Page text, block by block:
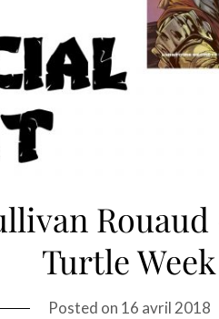
Turtle Week
Posted on 16 avril 2018